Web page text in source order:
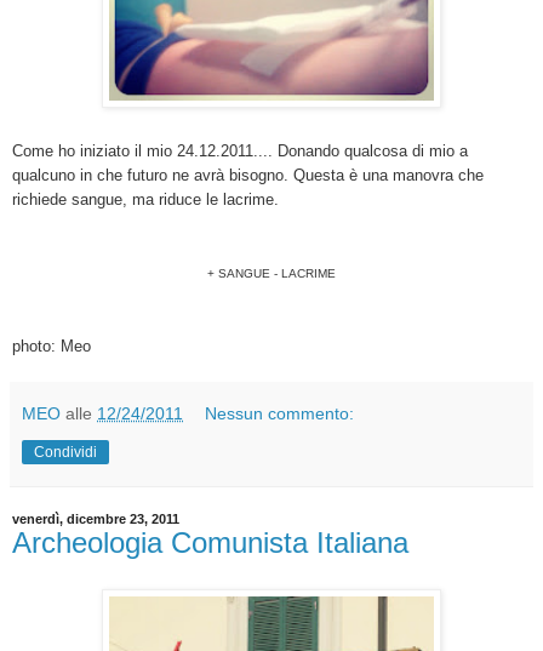
Come ho iniziato il mio 24.12.2011.... Donando qualcosa di mio a
qualcuno in che futuro ne avrà bisogno. Questa è una manovra che
richiede sangue, ma riduce le lacrime.
+ SANGUE - LACRIME
photo: Meo
MEO alle 12/24/2011 Nessun commento:
Condividi
venerdì, dicembre 23, 2011
Archeologia Comunista Italiana